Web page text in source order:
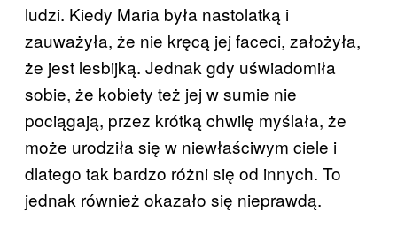
ludzi. Kiedy Maria była nastolatką i
zauważyła, że nie kręcą jej faceci, założyła,
że jest lesbijką. Jednak gdy uświadomiła
sobie, że kobiety też jej w sumie nie
pociągają, przez krótką chwilę myślała, że
może urodziła się w niewłaściwym ciele i
dlatego tak bardzo różni się od innych. To
jednak również okazało się nieprawdą.